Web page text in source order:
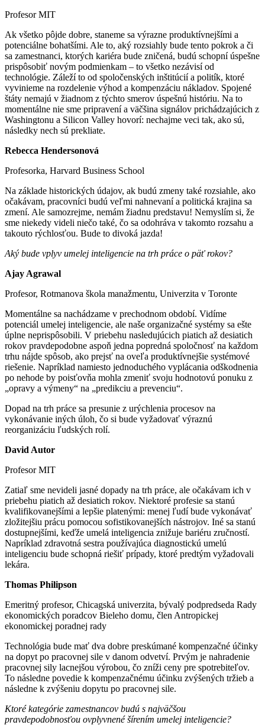
Profesor MIT
Ak všetko pôjde dobre, staneme sa výrazne produktívnejšími a
potenciálne bohatšími. Ale to, aký rozsiahly bude tento pokrok a či
sa zamestnanci, ktorých kariéra bude zničená, budú schopní úspešne
prispôsobiť novým podmienkam – to všetko nezávisí od
technológie. Záleží to od spoločenských inštitúcií a politík, ktoré
vyvinieme na rozdelenie výhod a kompenzáciu nákladov. Spojené
štáty nemajú v žiadnom z týchto smerov úspešnú históriu. Na to
momentálne nie sme pripravení a väčšina signálov prichádzajúcich z
Washingtonu a Silicon Valley hovorí: nechajme veci tak, ako sú,
následky nech sú prekliate.
Rebecca Hendersonová
Profesorka, Harvard Business School
Na základe historických údajov, ak budú zmeny také rozsiahle, ako
očakávam, pracovníci budú veľmi nahnevaní a politická krajina sa
zmení. Ale samozrejme, nemám žiadnu predstavu! Nemyslím si, že
sme niekedy videli niečo také, čo sa odohráva v takomto rozsahu a
takouto rýchlosťou. Bude to divoká jazda!
Aký bude vplyv umelej inteligencie na trh práce o päť rokov?
Ajay Agrawal
Profesor, Rotmanova škola manažmentu, Univerzita v Toronte
Momentálne sa nachádzame v prechodnom období. Vidíme
potenciál umelej inteligencie, ale naše organizačné systémy sa ešte
úplne neprispôsobili. V priebehu nasledujúcich piatich až desiatich
rokov pravdepodobne aspoň jedna popredná spoločnosť na každom
trhu nájde spôsob, ako prejsť na oveľa produktívnejšie systémové
riešenie. Napríklad namiesto jednoduchého vyplácania odškodnenia
po nehode by poisťovňa mohla zmeniť svoju hodnotovú ponuku z
„opravy a výmeny“ na „predikciu a prevenciu“.
Dopad na trh práce sa presunie z urýchlenia procesov na
vykonávanie iných úloh, čo si bude vyžadovať výraznú
reorganizáciu ľudských rolí.
David Autor
Profesor MIT
Zatiaľ sme nevideli jasné dopady na trh práce, ale očakávam ich v
priebehu piatich až desiatich rokov. Niektoré profesie sa stanú
kvalifikovanejšími a lepšie platenými: menej ľudí bude vykonávať
zložitejšiu prácu pomocou sofistikovanejších nástrojov. Iné sa stanú
dostupnejšími, keďže umelá inteligencia znižuje bariéru zručností.
Napríklad zdravotná sestra používajúca diagnostickú umelú
inteligenciu bude schopná riešiť prípady, ktoré predtým vyžadovali
lekára.
Thomas Philipson
Emeritný profesor, Chicagská univerzita, bývalý podpredseda Rady
ekonomických poradcov Bieleho domu, člen Antropickej
ekonomickej poradnej rady
Technológia bude mať dva dobre preskúmané kompenzačné účinky
na dopyt po pracovnej sile v danom odvetví. Prvým je nahradenie
pracovnej sily lacnejšou výrobou, čo zníži ceny pre spotrebiteľov.
To následne povedie k kompenzačnému účinku zvýšených tržieb a
následne k zvýšeniu dopytu po pracovnej sile.
Ktoré kategórie zamestnancov budú s najväčšou
pravdepodobnosťou ovplyvnené šírením umelej inteligencie?